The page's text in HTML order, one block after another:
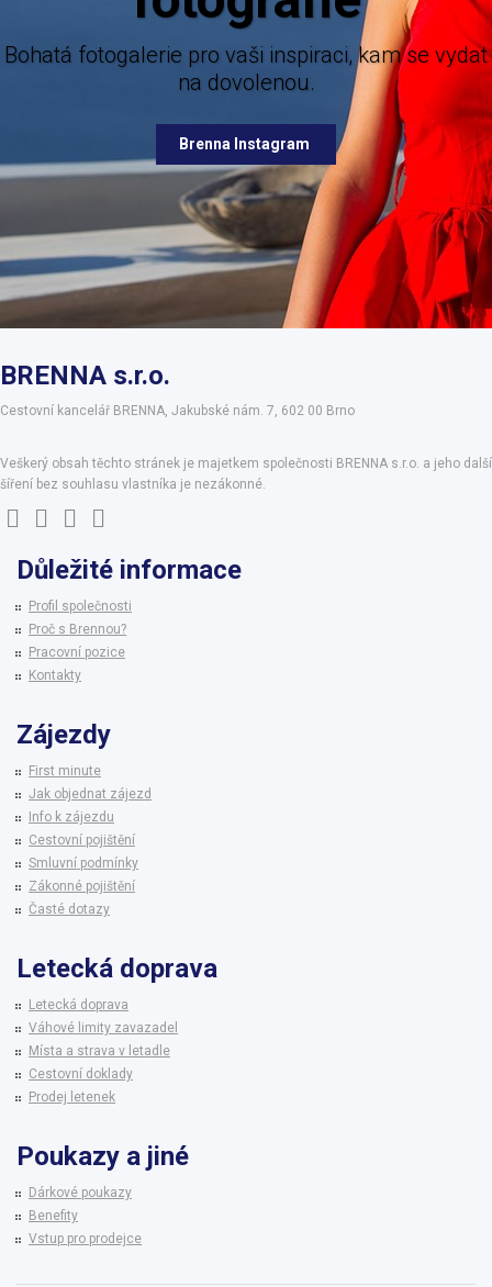
pro vaši inspiraci, kam se vydat
na dovolenou.
Brenna Instagram
nabízených destinací.
Brenna Facebook
BRENNA s.r.o.
Cestovní kancelář BRENNA, Jakubské nám. 7, 602 00 Brno
Veškerý obsah těchto stránek je majetkem společnosti BRENNA s.r.o. a jeho další
šíření bez souhlasu vlastníka je nezákonné.
Důležité informace
Profil společnosti
Proč s Brennou?
Pracovní pozice
Kontakty
Zájezdy
First minute
Jak objednat zájezd
Info k zájezdu
Cestovní pojištění
Smluvní podmínky
Zákonné pojištění
Časté dotazy
Letecká doprava
Letecká doprava
Váhové limity zavazadel
Místa a strava v letadle
Cestovní doklady
Prodej letenek
Poukazy a jiné
Dárkové poukazy
Benefity
Vstup pro prodejce